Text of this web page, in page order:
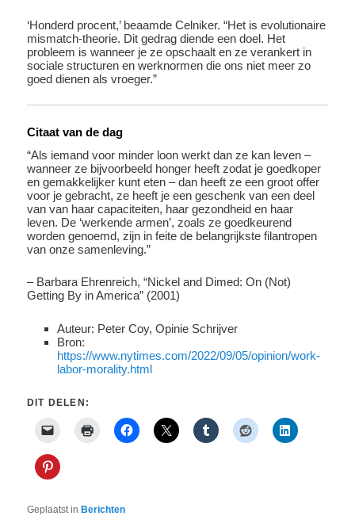
‘Honderd procent,’ beaamde Celniker. “Het is evolutionaire
mismatch-theorie. Dit gedrag diende een doel. Het
probleem is wanneer je ze opschaalt en ze verankert in
sociale structuren en werknormen die ons niet meer zo
goed dienen als vroeger.”
Citaat van de dag
“Als iemand voor minder loon werkt dan ze kan leven –
wanneer ze bijvoorbeeld honger heeft zodat je goedkoper
en gemakkelijker kunt eten – dan heeft ze een groot offer
voor je gebracht, ze heeft je een geschenk van een deel
van van haar capaciteiten, haar gezondheid en haar
leven. De ‘werkende armen’, zoals ze goedkeurend
worden genoemd, zijn in feite de belangrijkste filantropen
van onze samenleving.”
– Barbara Ehrenreich, “Nickel and Dimed: On (Not)
Getting By in America” ​​(2001)
Auteur: Peter Coy, Opinie Schrijver
Bron:
https://www.nytimes.com/2022/09/05/opinion/work-
labor-morality.html
DIT DELEN:
Geplaatst in Berichten